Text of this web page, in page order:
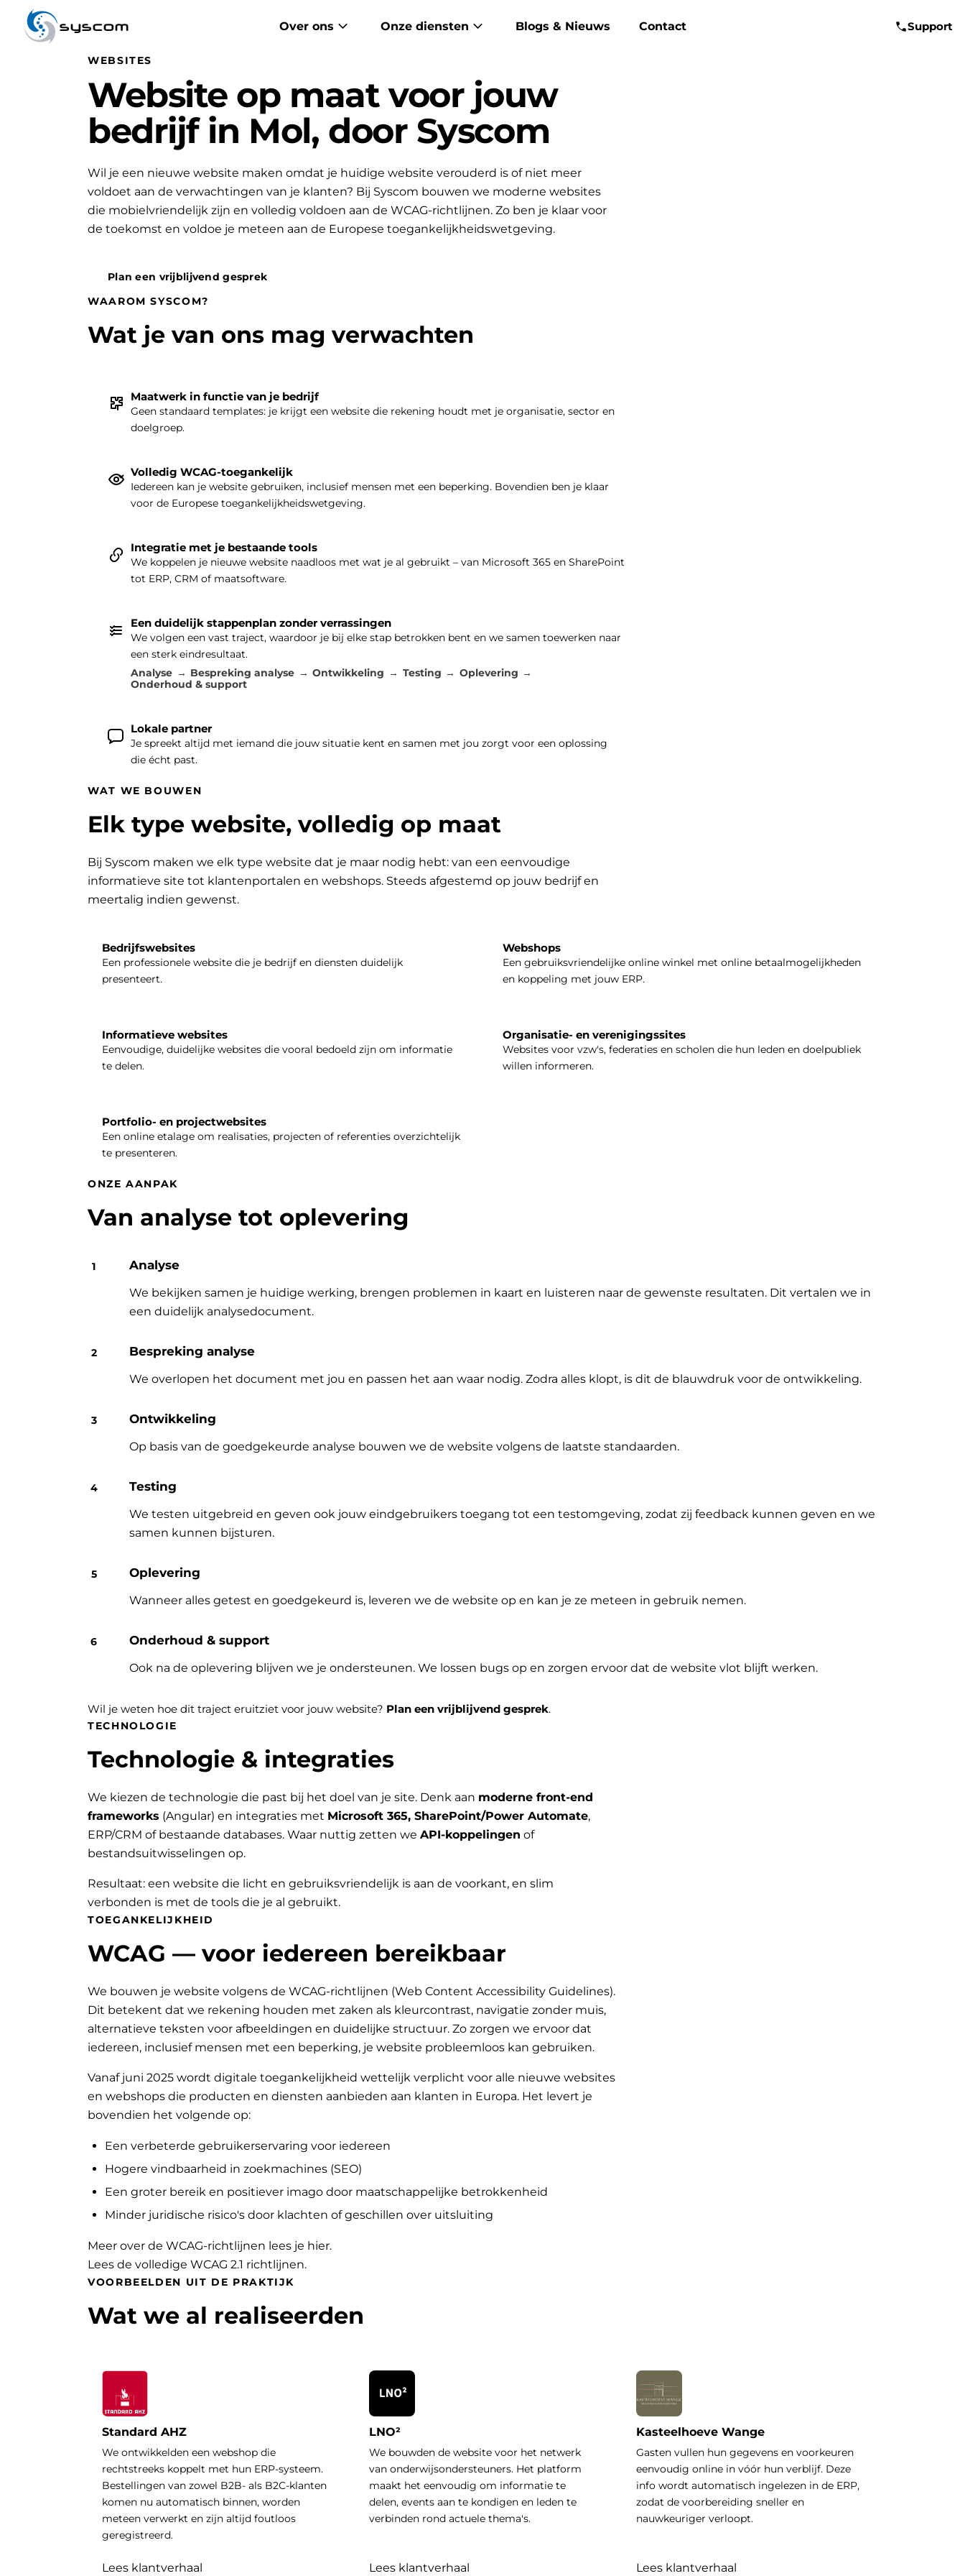
syscom Over ons Onze diensten Blogs & Nieuws Contact Support
WEBSITES
Website op maat voor jouw
bedrijf in Mol, door Syscom
Wil je een nieuwe website maken omdat je huidige website verouderd is of niet meer
voldoet aan de verwachtingen van je klanten? Bij Syscom bouwen we moderne websites
die mobielvriendelijk zijn en volledig voldoen aan de WCAG-richtlijnen. Zo ben je klaar voor
de toekomst en voldoe je meteen aan de Europese toegankelijkheidswetgeving.
Plan een vrijblijvend gesprek
WAAROM SYSCOM?
Wat je van ons mag verwachten
Maatwerk in functie van je bedrijf
Geen standaard templates: je krijgt een website die rekening houdt met je organisatie, sector en
doelgroep.
Volledig WCAG-toegankelijk
Iedereen kan je website gebruiken, inclusief mensen met een beperking. Bovendien ben je klaar
voor de Europese toegankelijkheidswetgeving.
Integratie met je bestaande tools
We koppelen je nieuwe website naadloos met wat je al gebruikt – van Microsoft 365 en SharePoint
tot ERP, CRM of maatsoftware.
Een duidelijk stappenplan zonder verrassingen
We volgen een vast traject, waardoor je bij elke stap betrokken bent en we samen toewerken naar
een sterk eindresultaat.
Analyse Bespreking analyse Ontwikkeling Testing
Oplevering
Onderhoud & support
Lokale partner
Je spreekt altijd met iemand die jouw situatie kent en samen met jou zorgt voor een oplossing
die écht past.
WAT WE BOUWEN
Elk type website, volledig op maat
Bij Syscom maken we elk type website dat je maar nodig hebt: van een eenvoudige
informatieve site tot klantenportalen en webshops. Steeds afgestemd op jouw bedrijf en
meertalig indien gewenst.
Bedrijfswebsites
Een professionele website die je bedrijf en diensten duidelijk
presenteert.
Webshops
Een gebruiksvriendelijke online winkel met online betaalmogelijkheden
en koppeling met jouw ERP.
Informatieve websites
Eenvoudige, duidelijke websites die vooral bedoeld zijn om informatie
te delen.
Organisatie- en verenigingssites
Websites voor vzw's, federaties en scholen die hun leden en doelpubliek
willen informeren.
Portfolio- en projectwebsites
Een online etalage om realisaties, projecten of referenties overzichtelijk
te presenteren.
ONZE AANPAK
Van analyse tot oplevering
Analyse
We bekijken samen je huidige werking, brengen problemen in kaart en luisteren naar de gewenste resultaten. Dit vertalen we in
een duidelijk analysedocument.
Bespreking analyse
We overlopen het document met jou en passen het aan waar nodig. Zodra alles klopt, is dit de blauwdruk voor de ontwikkeling.
Ontwikkeling
Op basis van de goedgekeurde analyse bouwen we de website volgens de laatste standaarden.
Testing
We testen uitgebreid en geven ook jouw eindgebruikers toegang tot een testomgeving, zodat zij feedback kunnen geven en we
samen kunnen bijsturen.
Oplevering
Wanneer alles getest en goedgekeurd is, leveren we de website op en kan je ze meteen in gebruik nemen.
Onderhoud & support
Ook na de oplevering blijven we je ondersteunen. We lossen bugs op en zorgen ervoor dat de website vlot blijft werken.
Wil je weten hoe dit traject eruitziet voor jouw website? Plan een vrijblijvend gesprek.
TECHNOLOGIE
Technologie & integraties
We kiezen de technologie die past bij het doel van je site. Denk aan moderne front-end
frameworks (Angular) en integraties met Microsoft 365, SharePoint/Power Automate,
ERP/CRM of bestaande databases. Waar nuttig zetten we API-koppelingen of
bestandsuitwisselingen op.
Resultaat: een website die licht en gebruiksvriendelijk is aan de voorkant, en slim
verbonden is met de tools die je al gebruikt.
TOEGANKELIJKHEID
WCAG — voor iedereen bereikbaar
We bouwen je website volgens de WCAG-richtlijnen (Web Content Accessibility Guidelines).
Dit betekent dat we rekening houden met zaken als kleurcontrast, navigatie zonder muis,
alternatieve teksten voor afbeeldingen en duidelijke structuur. Zo zorgen we ervoor dat
iedereen, inclusief mensen met een beperking, je website probleemloos kan gebruiken.
Vanaf juni 2025 wordt digitale toegankelijkheid wettelijk verplicht voor alle nieuwe websites
en webshops die producten en diensten aanbieden aan klanten in Europa. Het levert je
bovendien het volgende op:
Een verbeterde gebruikerservaring voor iedereen
Hogere vindbaarheid in zoekmachines (SEO)
Een groter bereik en positiever imago door maatschappelijke betrokkenheid
Minder juridische risico's door klachten of geschillen over uitsluiting
Meer over de WCAG-richtlijnen lees je hier.
Lees de volledige WCAG 2.1 richtlijnen.
VOORBEELDEN UIT DE PRAKTIJK
Wat we al realiseerden
Standard AHZ
We ontwikkelden een webshop die
rechtstreeks koppelt met hun ERP-systeem.
Bestellingen van zowel B2B- als B2C-klanten
komen nu automatisch binnen, worden
meteen verwerkt en zijn altijd foutloos
geregistreerd.
Lees klantverhaal
LNO²
We bouwden de website voor het netwerk
van onderwijsondersteuners. Het platform
maakt het eenvoudig om informatie te
delen, events aan te kondigen en leden te
verbinden rond actuele thema's.
Lees klantverhaal
Kasteelhoeve Wange
Gasten vullen hun gegevens en voorkeuren
eenvoudig online in vóór hun verblijf. Deze
info wordt automatisch ingelezen in de ERP,
zodat de voorbereiding sneller en
nauwkeuriger verloopt.
Lees klantverhaal